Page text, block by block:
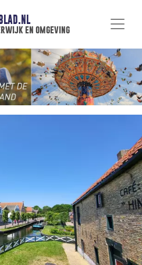
en omgeving